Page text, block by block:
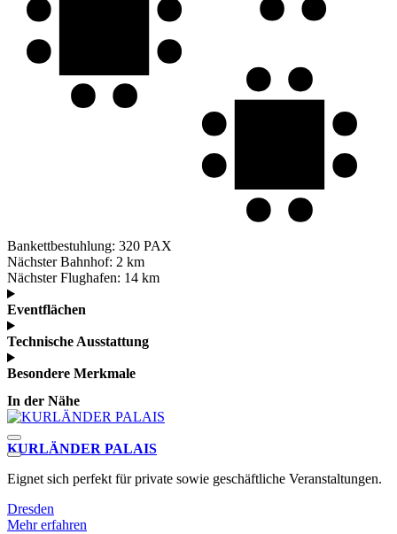
Bankettbestuhlung: 320 PAX
Nächster Bahnhof: 2 km
Nächster Flughafen: 14 km
Eventflächen
Technische Ausstattung
Besondere Merkmale
In der Nähe
KURLÄNDER PALAIS
Eignet sich perfekt für private sowie geschäftliche Veranstaltungen.
Dresden
Mehr erfahren